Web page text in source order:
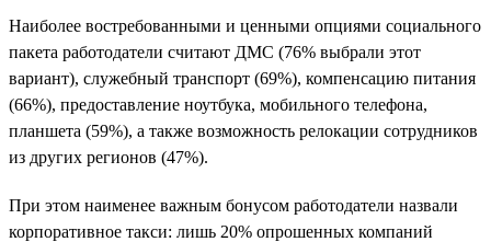
Наиболее востребованными и ценными опциями социального
пакета работодатели считают ДМС (76% выбрали этот
вариант), служебный транспорт (69%), компенсацию питания
(66%), предоставление ноутбука, мобильного телефона,
планшета (59%), а также возможность релокации сотрудников
из других регионов (47%).
При этом наименее важным бонусом работодатели назвали
корпоративное такси: лишь 20% опрошенных компаний